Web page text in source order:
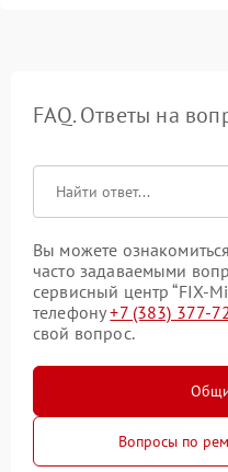
FAQ. Ответы на
Вы можете
часто задаваемыми
сервисный центр “FIX-
телефону+7 (383) 377-
свой вопрос.
Вопросы по